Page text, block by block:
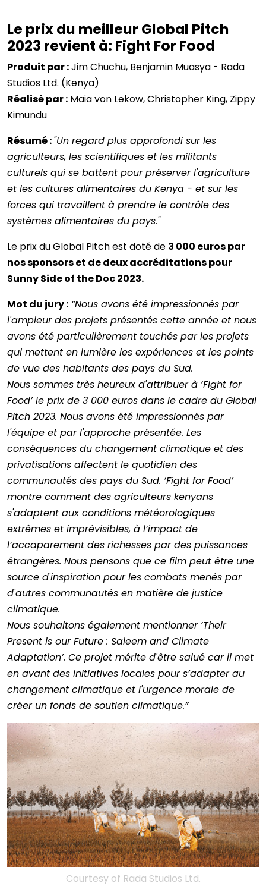
Le prix du meilleur Global Pitch
2023 revient à: Fight For Food
Produit par :Jim Chuchu, Benjamin Muasya - Rada
Studios Ltd. (Kenya)
Réalisé par : Maia von Lekow, Christopher King, Zippy
Kimundu
Résumé :"Un regard plus approfondi sur les
agriculteurs, les scientifiques et les militants
culturels qui se battent pour préserver l'agriculture
et les cultures alimentaires du Kenya - et sur les
forces qui travaillent à prendre le contrôle des
systèmes alimentaires du pays."
Le prix du Global Pitch est doté de 3 000 euros par
nos sponsors et de deux accréditations pour
Sunny Side of the Doc 2023.
Mot du jury : “Nous avons été impressionnés par
l'ampleur des projets présentés cette année et nous
avons été particulièrement touchés par les projets
qui mettent en lumière les expériences et les points
de vue des habitants des pays du Sud.
Nous sommes très heureux d'attribuer à ‘Fight for
Food’ le prix de 3 000 euros dans le cadre du Global
Pitch 2023. Nous avons été impressionnés par
l'équipe et par l'approche présentée. Les
conséquences du changement climatique et des
privatisations affectent le quotidien des
communautés des pays du Sud. ‘Fight for Food’
montre comment des agriculteurs kenyans
s'adaptent aux conditions météorologiques
extrêmes et imprévisibles, à l’impact de
l’accaparement des richesses par des puissances
étrangères. Nous pensons que ce film peut être une
source d'inspiration pour les combats menés par
d'autres communautés en matière de justice
climatique.
Nous souhaitons également mentionner ‘Their
Present is our Future : Saleem and Climate
Adaptation’. Ce projet mérite d'être salué car il met
en avant des initiatives locales pour s’adapter au
changement climatique et l'urgence morale de
créer un fonds de soutien climatique.”
Courtesy of Rada Studios Ltd.